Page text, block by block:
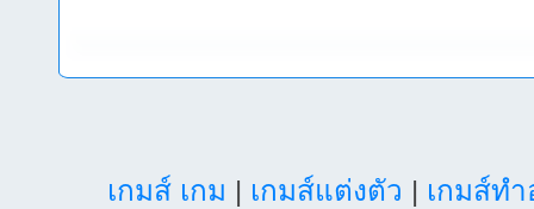
เกมส์ เกม | เกมส์แต่งตัว | เกมส์ท